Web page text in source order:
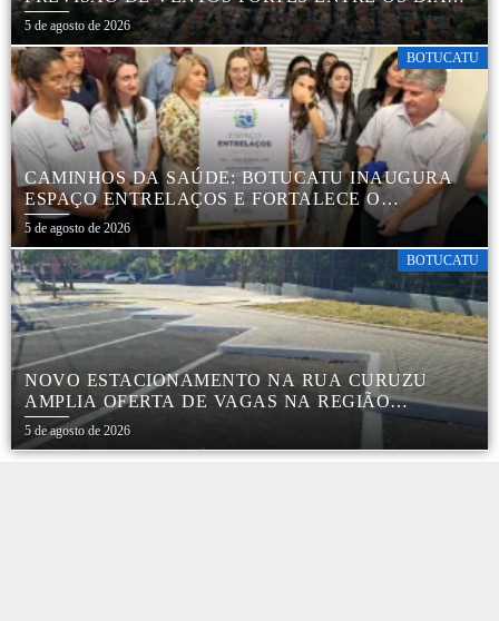
E 9 DE AGOSTO
5 de agosto de 2026
BOTUCATU
CAMINHOS DA SAÚDE: BOTUCATU INAUGURA
ESPAÇO ENTRELAÇOS E FORTALECE O
CUIDADO ESPECIALIZADO COM CRIANÇAS E
FAMÍLIAS
5 de agosto de 2026
BOTUCATU
NOVO ESTACIONAMENTO NA RUA CURUZU
AMPLIA OFERTA DE VAGAS NA REGIÃO
CENTRAL
5 de agosto de 2026